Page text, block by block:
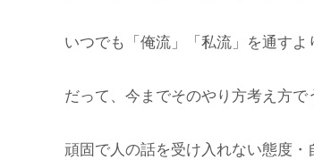
いつでも「俺流」「私流」を通すよ
だって、今までそのやり方考え方で
頑固で人の話を受け入れない態度